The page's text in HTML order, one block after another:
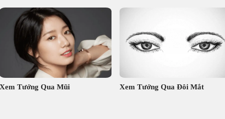
Tướng Qua Mũi Xem Tướng Qua Đôi Mắt